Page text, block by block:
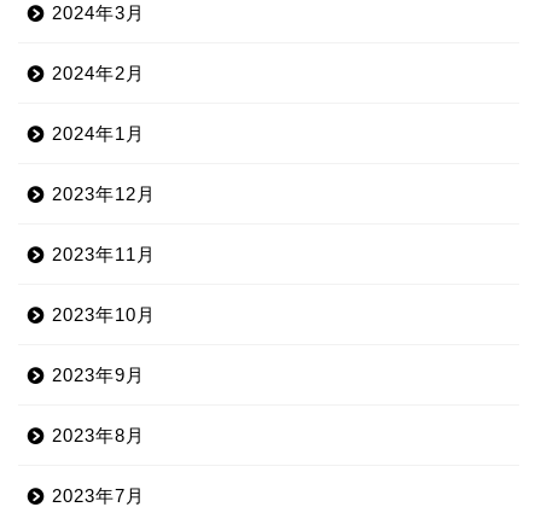
2024年3月
2024年2月
2024年1月
2023年12月
2023年11月
2023年10月
2023年9月
2023年8月
2023年7月